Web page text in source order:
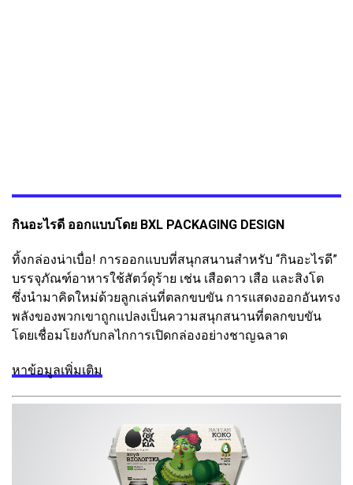
กินอะไรดี ออกแบบโดย BXL PACKAGING DESIGN
ทิ้งกล่องน่าเบื่อ! การออกแบบที่สนุกสนานสำหรับ “กินอะไรดี”
บรรจุภัณฑ์อาหารใช้สัตว์ดุร้าย เช่น เสือดาว เสือ และสิงโต
ซึ่งนำมาคิดใหม่ด้วยลูกเล่นที่ตลกขบขัน การแสดงออกอันทรง
พลังของพวกเขาถูกแปลงเป็นความสนุกสนานที่ตลกขบขัน
โดยเชื่อมโยงกับกลไกการเปิดกล่องอย่างชาญฉลาด
หาข้อมูลเพิ่มเติม